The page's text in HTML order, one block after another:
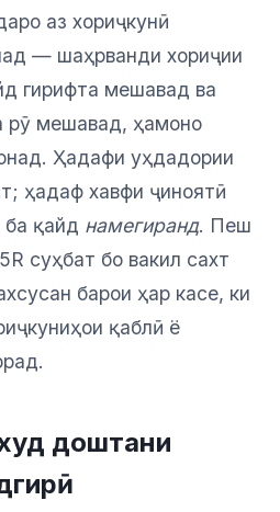
аз хориҷкунӣ
— шаҳрванди хориҷии
гирифта мешавад ва
рӯ мешавад, ҳамоно
Ҳадафи уҳдадории
ҳадаф хавфи ҷиноятӣ
ба қайд намегиранд. Пеш
суҳбат бо вакил сахт
барои ҳар касе, ки
қаблӣ ё
доштани